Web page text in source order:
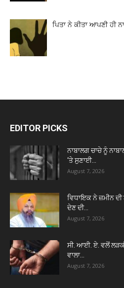
ਪਿਤਾ ਨੇ ਕੀਤਾ ਆਪਣੀ ਹੀ
EDITOR PICKS
ਨਾਬਾਲਗ ਚਾਚੇ ਨੂੰ
‘ਤੇ ਸੁਣਾਈ...
August 7, 2026
ਵਿਧਾਇਕ ਨੇ ਜ਼ਮੀਨ
ਦੇਣ ਦੀ...
August 7, 2026
ਸੀ. ਆਈ. ਏ. ਵਲੋਂ
ਵਾਲਾ...
August 7, 2026